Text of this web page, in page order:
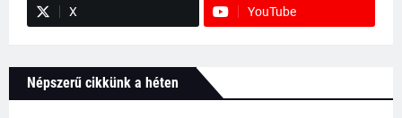
X YouTube
Népszerű cikkünk a héten